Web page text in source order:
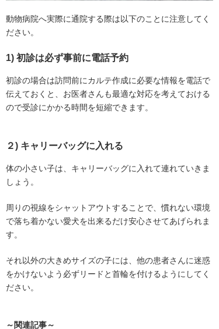
動物病院へ実際に通院する際は以下のことに注意してく
ださい。
1) 初診は必ず事前に電話予約
初診の場合は訪問前にカルテ作成に必要な情報を電話で
伝えておくと、お医者さんも最適な対応を考えておける
ので受診にかかる時間を短縮できます。
２) キャリーバッグに入れる
体の小さい子は、キャリーバッグに入れて連れていきま
しょう。
周りの視線をシャットアウトすることで、慣れない環境
で落ち着かない愛犬を出来るだけ安心させてあげられま
す。
それ以外の大きめサイズの子には、他の患者さんに迷惑
をかけないよう必ずリードと首輪を付けるようにしてく
ださい。
～関連記事～